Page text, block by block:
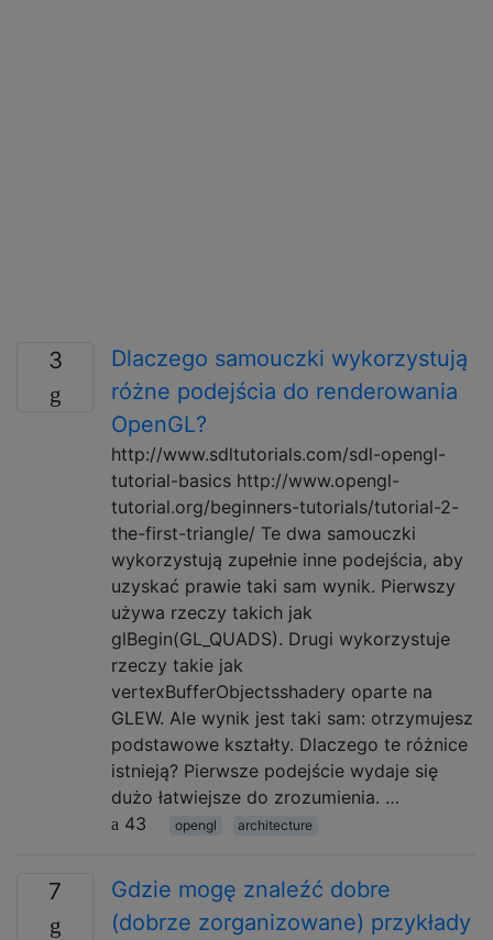
3
Dlaczego samouczki wykorzystują
różne podejścia do renderowania
OpenGL?
http://www.sdltutorials.com/sdl-opengl-
tutorial-basics http://www.opengl-
tutorial.org/beginners-tutorials/tutorial-2-
the-first-triangle/ Te dwa samouczki
wykorzystują zupełnie inne podejścia, aby
uzyskać prawie taki sam wynik. Pierwszy
używa rzeczy takich jak
glBegin(GL_QUADS). Drugi wykorzystuje
rzeczy takie jak
vertexBufferObjectsshadery oparte na
GLEW. Ale wynik jest taki sam: otrzymujesz
podstawowe kształty. Dlaczego te różnice
istnieją? Pierwsze podejście wydaje się
dużo łatwiejsze do zrozumienia. …
43
opengl architecture
7
Gdzie mogę znaleźć dobre
(dobrze zorganizowane) przykłady